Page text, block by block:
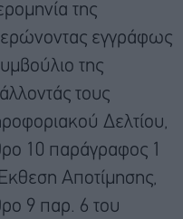
της
εγγράφως
της
τους
Δελτίου,
10 παράγραφος 1
Αποτίμησης,
9 παρ. 6 του